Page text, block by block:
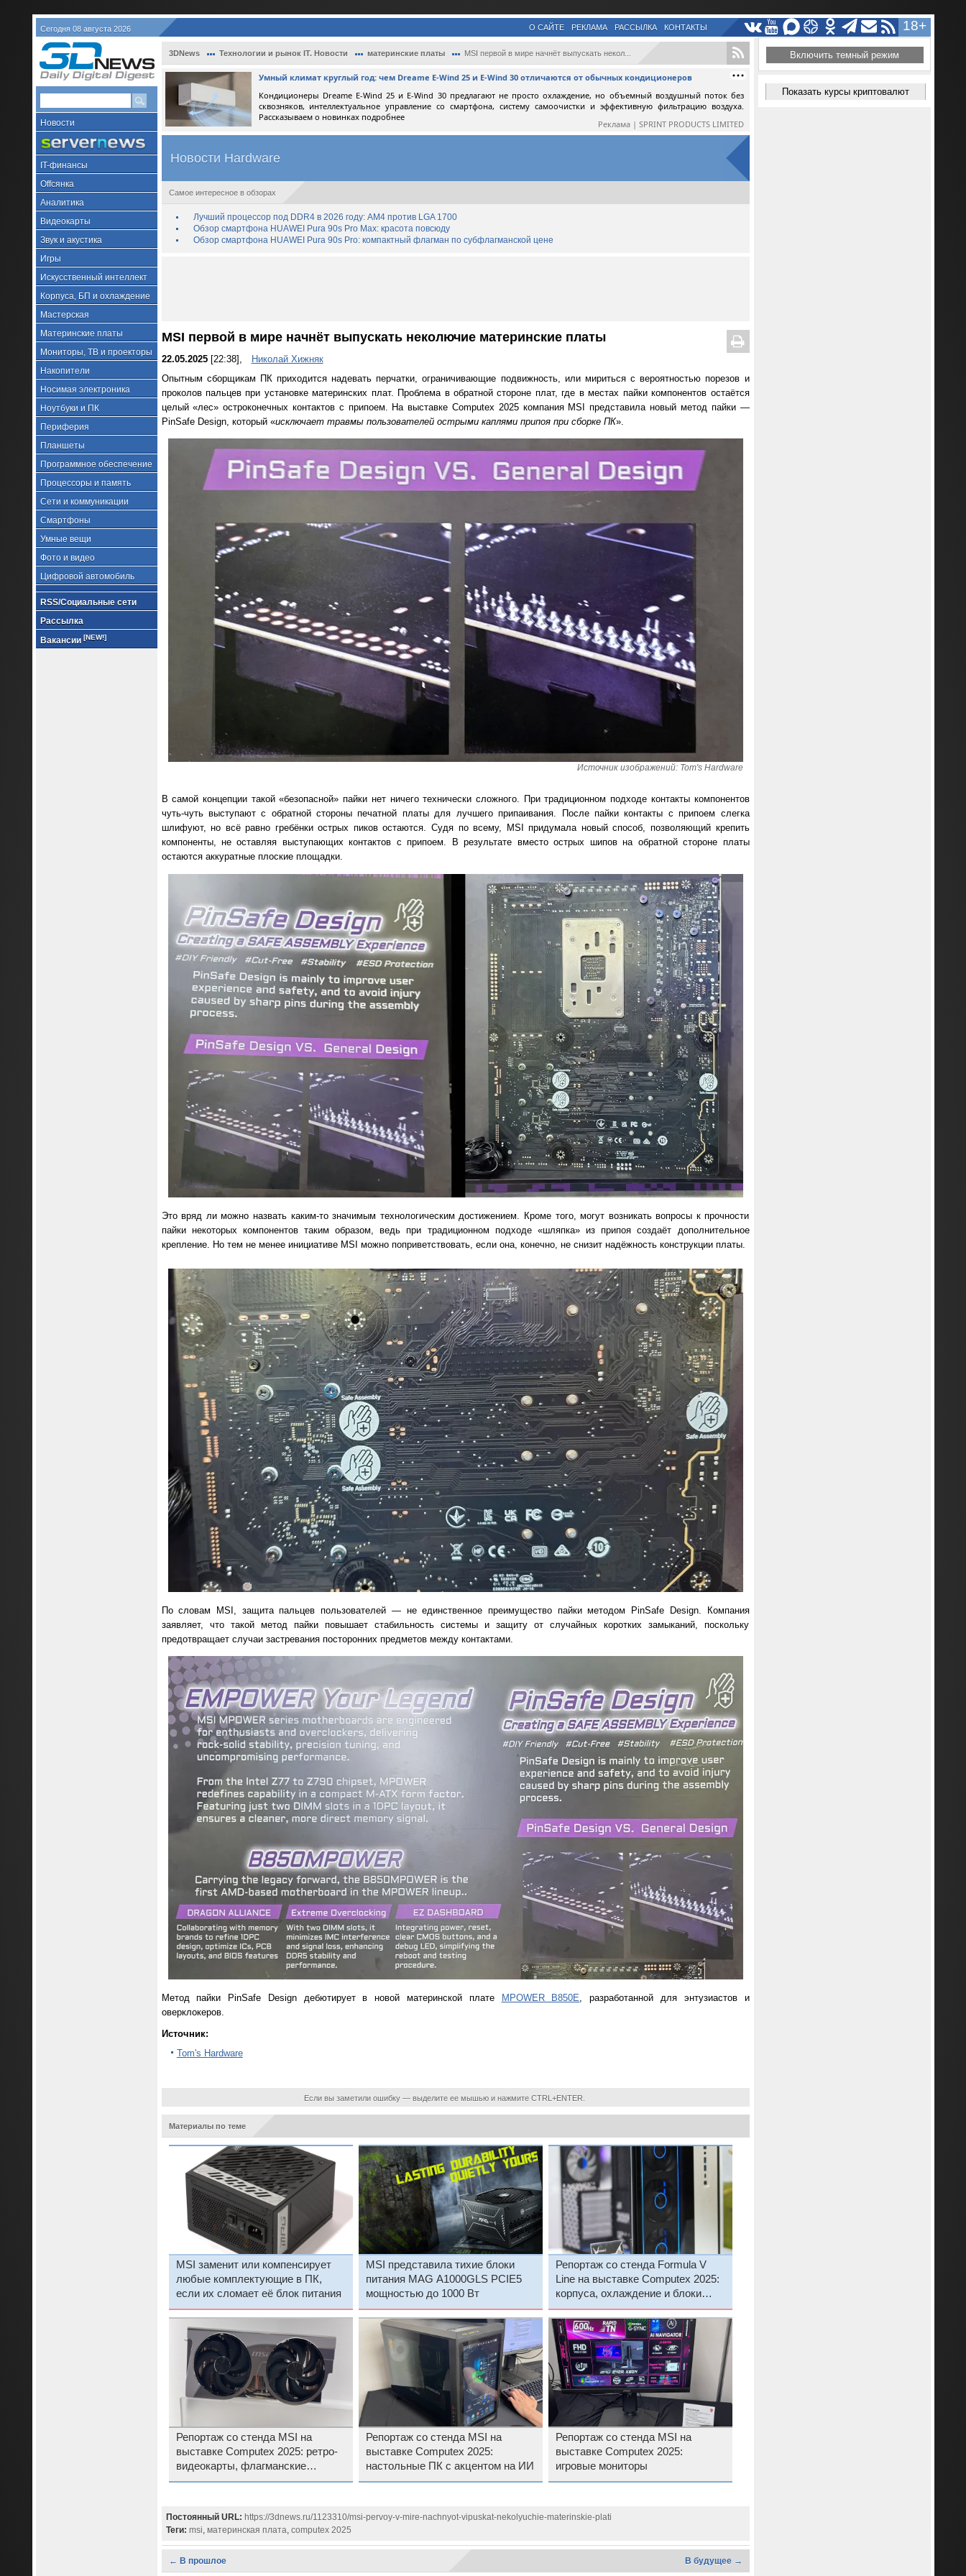
Сегодня 08 августа 2026 18+
О САЙТЕ РЕКЛАМА РАССЫЛКА КОНТАКТЫ
Новости
IT-финансы
Offсянка
Аналитика
Видеокарты
Звук и акустика
Игры
Искусственный интеллект
Корпуса, БП и охлаждение
Мастерская
Материнские платы
Мониторы, ТВ и проекторы
Накопители
Носимая электроника
Ноутбуки и ПК
Периферия
Планшеты
Программное обеспечение
Процессоры и память
Сети и коммуникации
Смартфоны
Умные вещи
Фото и видео
Цифровой автомобиль
RSS/Социальные сети
Рассылка
Вакансии [NEW!]
3DNews Технологии и рынок IT. Новости материнские платы MSI первой в мире начнёт выпускать некол...
Умный климат круглый год: чем Dreame E-Wind 25 и E-Wind 30 отличаются от обычных кондиционеров
Кондиционеры Dreame E-Wind 25 и E-Wind 30 предлагают не просто охлаждение, но объемный воздушный поток без
сквозняков, интеллектуальное управление со смартфона, систему самоочистки и эффективную фильтрацию воздуха.
Рассказываем о новинках подробнее
Реклама | SPRINT PRODUCTS LIMITED
Новости Hardware
Самое интересное в обзорах
Лучший процессор под DDR4 в 2026 году: AM4 против LGA 1700
Обзор смартфона HUAWEI Pura 90s Pro Max: красота повсюду
Обзор смартфона HUAWEI Pura 90s Pro: компактный флагман по субфлагманской цене
MSI первой в мире начнёт выпускать неколючие материнские платы
22.05.2025[22:38],
Николай Хижняк
Опытным сборщикам ПК приходится надевать перчатки, ограничивающие подвижность, или мириться с вероятностью порезов и
проколов пальцев при установке материнских плат. Проблема в обратной стороне плат, где в местах пайки компонентов остаётся
целый «лес» остроконечных контактов с припоем. На выставке Computex 2025 компания MSI представила новый метод пайки —
PinSafe Design, который «исключает травмы пользователей острыми каплями припоя при сборке ПК».
Источник изображений: Tom's Hardware
В самой концепции такой «безопасной» пайки нет ничего технически сложного. При традиционном подходе контакты компонентов
чуть-чуть выступают с обратной стороны печатной платы для лучшего припаивания. После пайки контакты с припоем слегка
шлифуют, но всё равно гребёнки острых пиков остаются. Судя по всему, MSI придумала новый способ, позволяющий крепить
компоненты, не оставляя выступающих контактов с припоем. В результате вместо острых шипов на обратной стороне платы
остаются аккуратные плоские площадки.
Это вряд ли можно назвать каким-то значимым технологическим достижением. Кроме того, могут возникать вопросы к прочности
пайки некоторых компонентов таким образом, ведь при традиционном подходе «шляпка» из припоя создаёт дополнительное
крепление. Но тем не менее инициативe MSI можно поприветствовать, если она, конечно, не снизит надёжность конструкции платы.
По словам MSI, защита пальцев пользователей — не единственное преимущество пайки методом PinSafe Design. Компания
заявляет, что такой метод пайки повышает стабильность системы и защиту от случайных коротких замыканий, поскольку
предотвращает случаи застревания посторонних предметов между контактами.
Метод пайки PinSafe Design дебютирует в новой материнской плате MPOWER B850E, разработанной для энтузиастов и
оверклокеров.
Источник:
Tom's Hardware
Если вы заметили ошибку — выделите ее мышью и нажмите CTRL+ENTER.
Материалы по теме
MSI заменит или компенсирует
любые комплектующие в ПК,
если их сломает её блок питания
MSI представила тихие блоки
питания MAG A1000GLS PCIE5
мощностью до 1000 Вт
Репортаж со стенда Formula V
Line на выставке Computex 2025:
корпуса, охлаждение и блоки
питания для мощных ПК
Репортаж со стенда MSI на
выставке Computex 2025: ретро-
видеокарты, флагманские
материнские платы и не только
Репортаж со стенда MSI на
выставке Computex 2025:
настольные ПК с акцентом на ИИ
Репортаж со стенда MSI на
выставке Computex 2025:
игровые мониторы
Постоянный URL: https://3dnews.ru/1123310/msi-pervoy-v-mire-nachnyot-vipuskat-nekolyuchie-materinskie-plati
Теги: msi, материнская плата, computex 2025
← В прошлое В будущее →
Включить темный режим
Показать курсы криптовалют